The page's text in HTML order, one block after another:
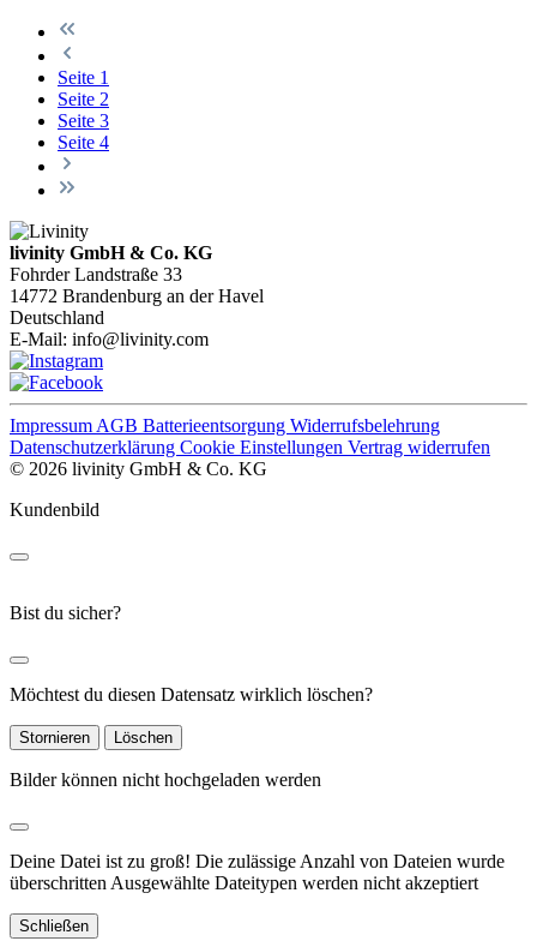
Seite 1
Seite 2
Seite 3
Seite 4
livinity GmbH & Co. KG
Fohrder Landstraße 33
14772 Brandenburg an der Havel
Deutschland
E-Mail: info@livinity.com
Impressum AGB Batterieentsorgung Widerrufsbelehrung
Datenschutzerklärung Cookie Einstellungen Vertrag widerrufen
© 2026 livinity GmbH & Co. KG
Kundenbild
Bist du sicher?
Möchtest du diesen Datensatz wirklich löschen?
Stornieren Löschen
Bilder können nicht hochgeladen werden
Deine Datei ist zu groß! Die zulässige Anzahl von Dateien wurde
überschritten Ausgewählte Dateitypen werden nicht akzeptiert
Schließen